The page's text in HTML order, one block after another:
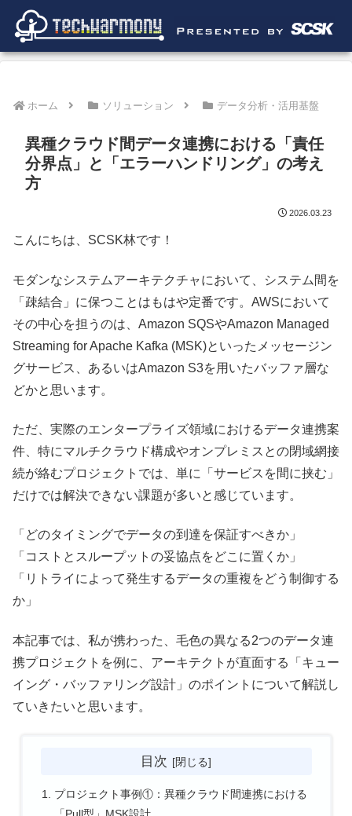
ホーム ソリューション データ分析・活用基盤
異種クラウド間データ連携における「責任
分界点」と「エラーハンドリング」の考え
方
2026.03.23
こんにちは、SCSK林です！
モダンなシステムアーキテクチャにおいて、システム間を
「疎結合」に保つことはもはや定番です。AWSにおいて
その中心を担うのは、Amazon SQSやAmazon Managed
Streaming for Apache Kafka (MSK)といったメッセージン
グサービス、あるいはAmazon S3を用いたバッファ層な
どかと思います。
ただ、実際のエンタープライズ領域におけるデータ連携案
件、特にマルチクラウド構成やオンプレミスとの閉域網接
続が絡むプロジェクトでは、単に「サービスを間に挟む」
だけでは解決できない課題が多いと感じています。
「どのタイミングでデータの到達を保証すべきか」
「コストとスループットの妥協点をどこに置くか」
「リトライによって発生するデータの重複をどう制御する
か」
本記事では、私が携わった、毛色の異なる2つのデータ連
携プロジェクトを例に、アーキテクトが直面する「キュー
イング・バッファリング設計」のポイントについて解説し
ていきたいと思います。
目次
プロジェクト事例①：異種クラウド間連携における
「Pull型」MSK設計